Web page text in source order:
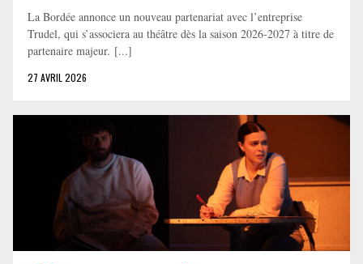
La Bordée annonce un nouveau partenariat avec l’entreprise
Trudel, qui s’associera au théâtre dès la saison 2026-2027 à titre de
partenaire majeur. [...]
27 AVRIL 2026